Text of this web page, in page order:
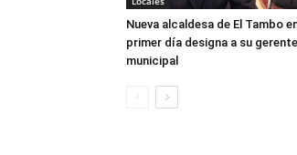
Nueva alcaldesa de El Tambo
primer día designa a su gerente
municipal